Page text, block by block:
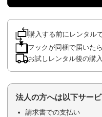
購入する前にレンタル
フックが同梱で届いた
お試しレンタル後の購
法人の方へは以下サー
請求書での支払い